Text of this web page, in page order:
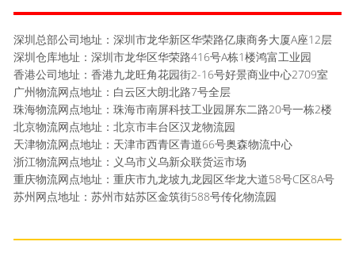
深圳总部公司地址：深圳市龙华新区华荣路亿康商务大厦A座12层
深圳仓库地址：深圳市龙华区华荣路416号A栋1楼鸿富工业园
香港公司地址：香港九龙旺角花园街2-16号好景商业中心2709室
广州物流网点地址：白云区大朗北路7号全层
珠海物流网点地址：珠海市南屏科技工业园屏东二路20号一栋2楼
北京物流网点地址：北京市丰台区汉龙物流园
天津物流网点地址：天津市西青区青道66号奥森物流中心
浙江物流网点地址：义乌市义乌新众联货运市场
重庆物流网点地址：重庆市九龙坡九龙园区华龙大道58号C区8A号
苏州网点地址：苏州市姑苏区金筑街588号传化物流园